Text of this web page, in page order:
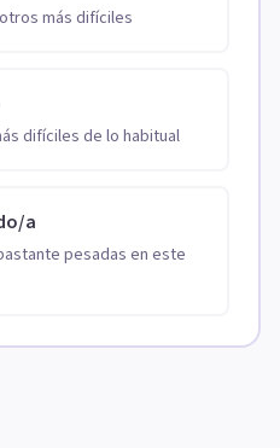
más difíciles
difíciles de lo habitual
a
pesadas en este